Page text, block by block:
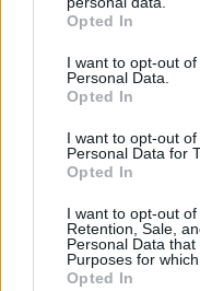
grant or deny consent
use your data for
consent section.
Opted In
I want to opt-out
Personal Data.
Opted In
I want to opt-out
Personal Data for
Opted In
I want to opt-out of
Retention, Sale,
Personal Data
Purposes for
Opted In
παιδιά αλλοδαπών
Πώς θα βοηθήσετε τη
πριν 28 λεπτά
Κόπωση της Wall
πριν 37 λεπτά
Στη ΓΑΔΑ κρατείται η
επίθεση στη Marfin,
πριν 41 λεπτά